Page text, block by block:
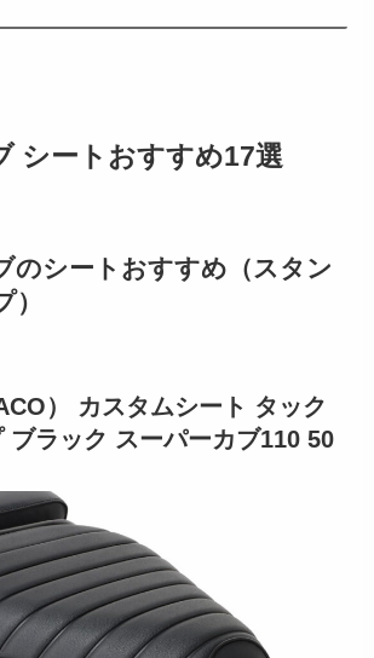
シートおすすめ17選
のシートおすすめ（スタン
） カスタムシート タック
ブラック スーパーカブ110 50